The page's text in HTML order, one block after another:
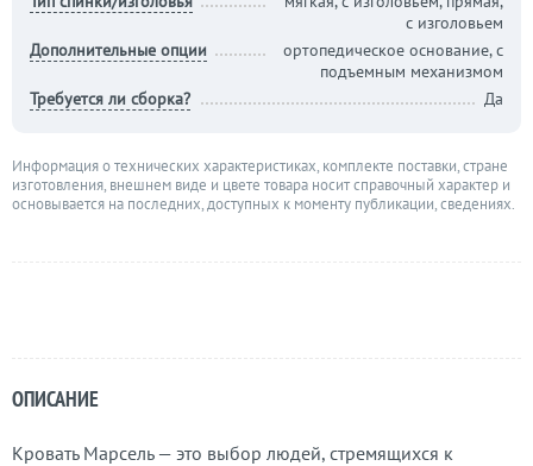
ОПИСАНИЕ
Кровать Марсель — это выбор людей, стремящихся к
с изголовьем
Дополнительные опции
ортопедическое основание, с
подъемным механизмом
Требуется ли сборка?
Да
Информация о технических характеристиках, комплекте поставки, стране
изготовления, внешнем виде и цвете товара носит справочный характер и
основывается на последних, доступных к моменту публикации, сведениях.